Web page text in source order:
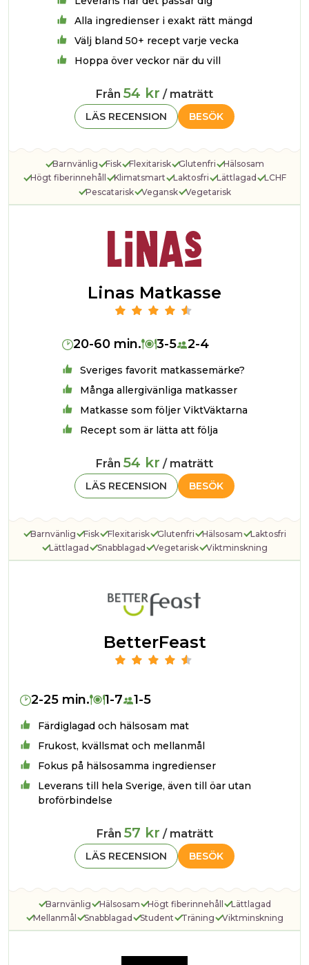
Alla ingredienser i exakt rätt mängd
Välj bland 50+ recept varje vecka
Hoppa över veckor när du vill
Från 54 kr / maträtt
BESÖK
LÄS RECENSION
Barnvänlig Fisk Flexitarisk Glutenfri
Hälsosam
Högt fiberinnehåll
Klimatsmart Laktosfri Lättlagad
LCHF
Pescatarisk
Vegansk Vegetarisk
Linas Matkasse
20-60 min. 3-5 2-4
Sveriges favorit matkassemärke?
Många allergivänliga matkasser
Matkasse som följer ViktVäktarna
Recept som är lätta att följa
Från 54 kr / maträtt
BESÖK
LÄS RECENSION
Barnvänlig Fisk Flexitarisk Glutenfri Hälsosam
Laktosfri
Lättlagad
Snabblagad Vegetarisk Viktminskning
BetterFeast
2-25 min. 1-7 1-5
Färdiglagad och hälsosam mat
Frukost, kvällsmat och mellanmål
Fokus på hälsosamma ingredienser
Leverans till hela Sverige, även till öar utan
broförbindelse
Från 57 kr / maträtt
BESÖK
LÄS RECENSION
Barnvänlig Hälsosam Högt fiberinnehåll
Lättlagad
Mellanmål
Snabblagad Student Träning Viktminskning